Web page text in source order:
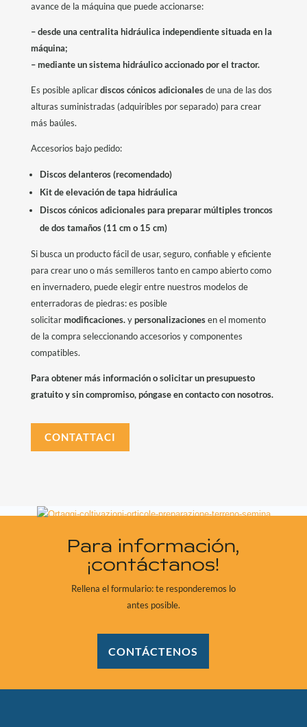
avance de la máquina que puede accionarse:
– desde una centralita hidráulica independiente situada en la
máquina;
– mediante un sistema hidráulico accionado por el tractor.
Es posible aplicardiscos cónicos adicionalesde una de las dos
alturas suministradas (adquiribles por separado) para crear
más baúles.
Accesorios bajo pedido:
Discos delanteros (recomendado)
Kit de elevación de tapa hidráulica
Discos cónicos adicionales para preparar múltiples troncos
de dos tamaños (11 cm o 15 cm)
Si busca un producto fácil de usar, seguro, confiable y eficiente
para crear uno o más semilleros tanto en campo abierto como
en invernadero, puede elegir entre nuestros modelos de
enterradoras de piedras: es posible
solicitarmodificaciones.ypersonalizacionesen el momento
de la compra seleccionando accesorios y componentes
compatibles.
Para obtener más información o solicitar un presupuesto
gratuito y sin compromiso, póngase en contacto con nosotros.
CONTATTACI
Para información,
¡contáctanos!
Rellena el formulario: te responderemos lo
antes posible.
CONTÁCTENOS